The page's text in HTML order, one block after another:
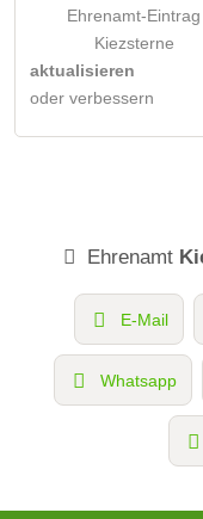
Ehrenamt-Eintrag
Kiezsterne
aktualisieren
oder verbessern
Ehrenamt
E-Mail
Whatsapp